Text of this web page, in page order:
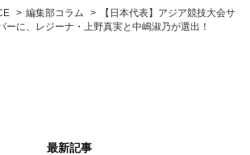
編集部コラム
【日本代表】アジア競技大会サ
ーに、レジーナ・上野真実と中嶋淑乃が選出！
最新記事